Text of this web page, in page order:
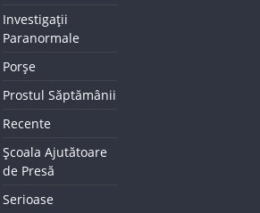
Investigații
Paranormale
Porșe
Prostul Săptămânii
Recente
Școala Ajutătoare
de Presă
Serioase